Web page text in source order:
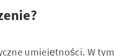
umiejętności. W tym